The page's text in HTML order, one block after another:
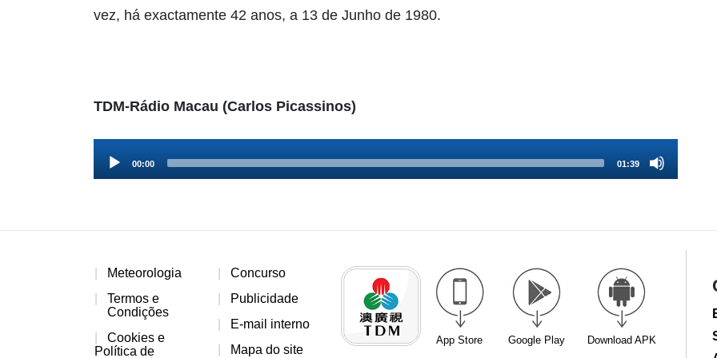
vez, há exactamente 42 anos, a 13 de Junho de 1980.
TDM-Rádio Macau (Carlos Picassinos)
Player
00:00 01:39
Meteorologia
Termos e
Condições
Cookies e
Política de
Concurso
Publicidade
E-mail interno
Mapa do site
App Store Google Play Download APK